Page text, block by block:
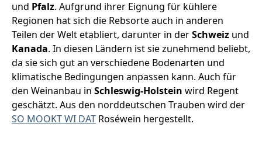
und Pfalz. Aufgrund ihrer Eignung für kühlere
Regionen hat sich die Rebsorte auch in anderen
Teilen der Welt etabliert, darunter in derSchweiz und
Kanada. In diesen Ländern ist sie zunehmend beliebt,
da sie sich gut an verschiedene Bodenarten und
klimatische Bedingungen anpassen kann. Auch für
den Weinanbau in Schleswig-Holstein wird Regent
geschätzt. Aus den norddeutschen Trauben wird der
SO MOOKT WI DAT Roséwein hergestellt.